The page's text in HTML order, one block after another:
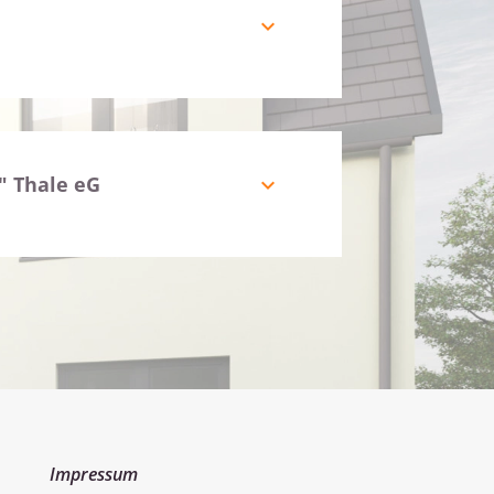
expand_more
Thale eG expand_more
Impressum